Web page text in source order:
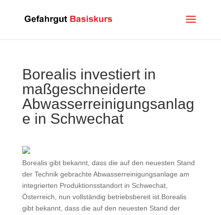
Borealis investiert in
maßgeschneiderte
Abwasserreinigungsanlag
e in Schwechat
Borealis gibt bekannt, dass die auf den neuesten Stand
der Technik gebrachte Abwasserreinigungsanlage am
integrierten Produktionsstandort in Schwechat,
Österreich, nun vollständig betriebsbereit ist.Borealis
gibt bekannt, dass die auf den neuesten Stand der